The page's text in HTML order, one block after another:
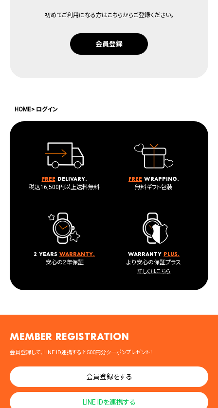
初めてご利用になる方はこちらからご登録ください。
会員登録
HOME ログイン
Free delivary.
税込16,500円以上送料無料
Free wrapping.
無料ギフト包装
2 years warranty.
安心の2年保証
warranty plus.
より安心の保証プラス
詳しくはこちら
MEMBER registration
会員登録して、LINE ID連携すると500円分クーポンプレゼント！
会員登録をする
LINE IDを連携する